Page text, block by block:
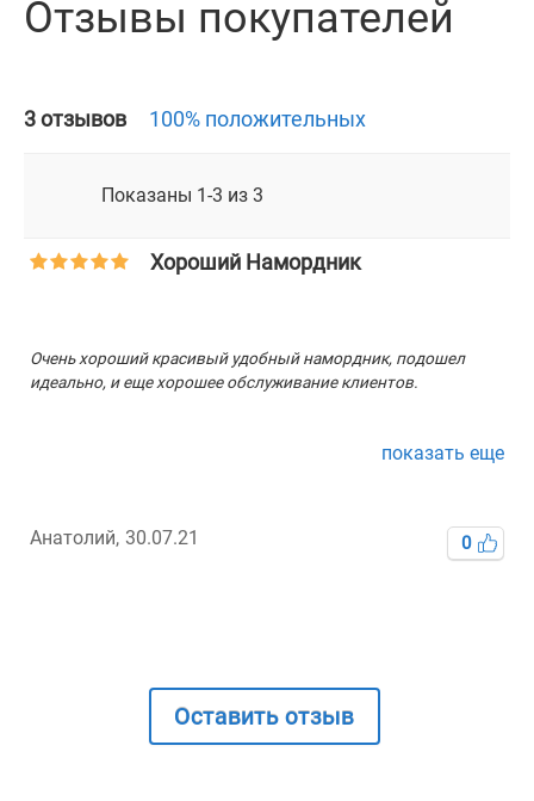
Отзывы покупателей
3 отзывов 100% положительных
Показаны 1-3 из 3
Хороший Намордник
Очень хороший красивый удобный намордник, подошел
идеально, и еще хорошее обслуживание клиентов.
показать еще
Анатолий, 30.07.21 0
Оставить отзыв